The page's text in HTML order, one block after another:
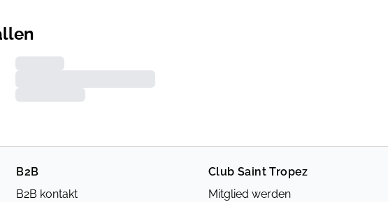
B2B
B2B kontakt
Club Saint Tropez
Mitglied werden